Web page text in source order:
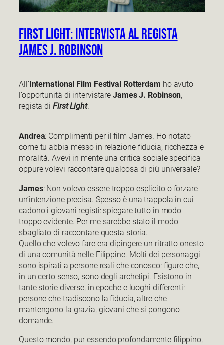
First Light: intervista al regista
James j. Robinson
All’International Film Festival Rotterdam ho avuto
l’opportunità di intervistare James J. Robinson,
regista di First Light.
Andrea: Complimenti per il film James. Ho notato
come tu abbia messo in relazione fiducia, ricchezza e
moralità. Avevi in mente una critica sociale specifica
oppure volevi raccontare qualcosa di più universale?
James: Non volevo essere troppo esplicito o forzare
un’intenzione precisa. Spesso è una trappola in cui
cadono i giovani registi: spiegare tutto in modo
troppo evidente. Per me sarebbe stato il modo
sbagliato di raccontare questa storia.
Quello che volevo fare era dipingere un ritratto onesto
di una comunità nelle Filippine. Molti dei personaggi
sono ispirati a persone reali che conosco: figure che,
in un certo senso, sono degli archetipi. Esistono in
tante storie diverse, in epoche e luoghi differenti:
persone che tradiscono la fiducia, altre che
mantengono la grazia, giovani che si pongono
domande.
Questo mondo, pur essendo profondamente filippino,